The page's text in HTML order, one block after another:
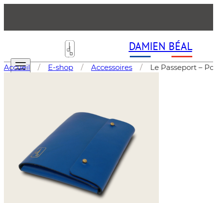
DAMIEN BÉAL
Les Sacs (Maroquinerie )
Accessoires & Petite Maroquinerie
Mobilier
Objets d'Art
Tableaux d'art Forme libre
LA GAZETTE
Accueil / E-shop / Accessoires / Le Passeport –